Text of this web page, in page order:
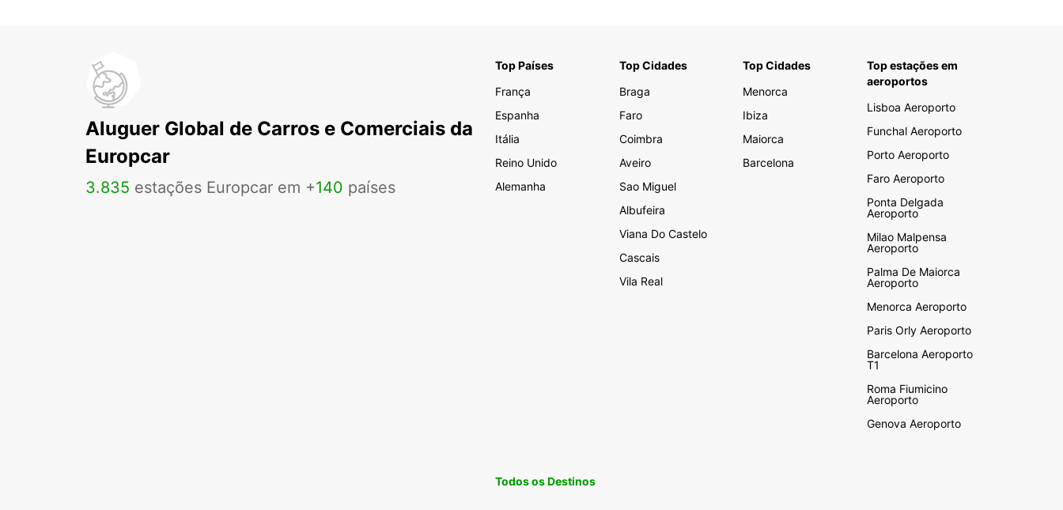
Aluguer Global de Carros e Comerciais da
Europcar
3.835 estações Europcar em +140 países
Top Países
França
Espanha
Itália
Reino Unido
Alemanha
Top Cidades
Braga
Faro
Coimbra
Aveiro
Sao Miguel
Albufeira
Viana Do Castelo
Cascais
Vila Real
Top Cidades
Menorca
Ibiza
Maiorca
Barcelona
Top estações em
aeroportos
Lisboa Aeroporto
Funchal Aeroporto
Porto Aeroporto
Faro Aeroporto
Ponta Delgada
Aeroporto
Milao Malpensa
Aeroporto
Palma De Maiorca
Aeroporto
Menorca Aeroporto
Paris Orly Aeroporto
Barcelona Aeroporto
T1
Roma Fiumicino
Aeroporto
Genova Aeroporto
Todos os Destinos